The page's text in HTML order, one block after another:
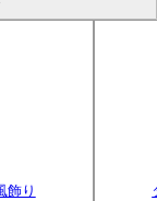
飾り